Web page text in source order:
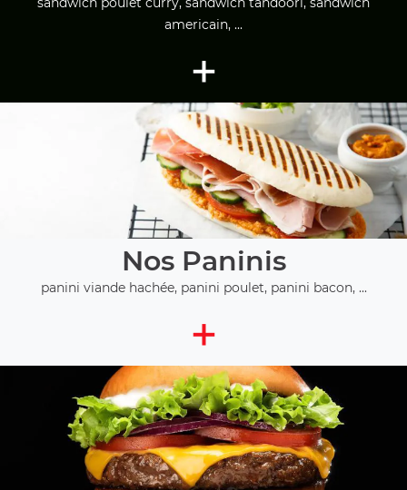
americain, ...
+
Nos Paninis
panini viande hachée, panini poulet, panini bacon, ...
+